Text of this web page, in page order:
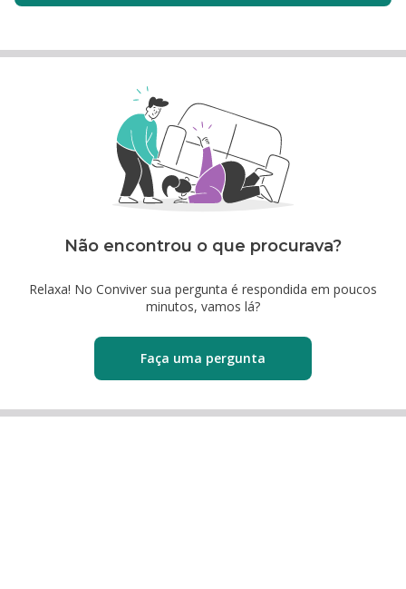
Não encontrou o que procurava?
Relaxa! No Conviver sua pergunta é respondida em poucos
minutos, vamos lá?
Faça uma pergunta